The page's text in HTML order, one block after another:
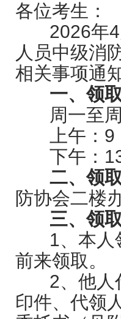
各位考生：
2026年4
人员中级消
相关事项通
一、领取
周一至周
上午：9
下午：13
二、领取
防协会二楼
三、领取
1、本人领
前来领取。
2、他人代
印件、代领